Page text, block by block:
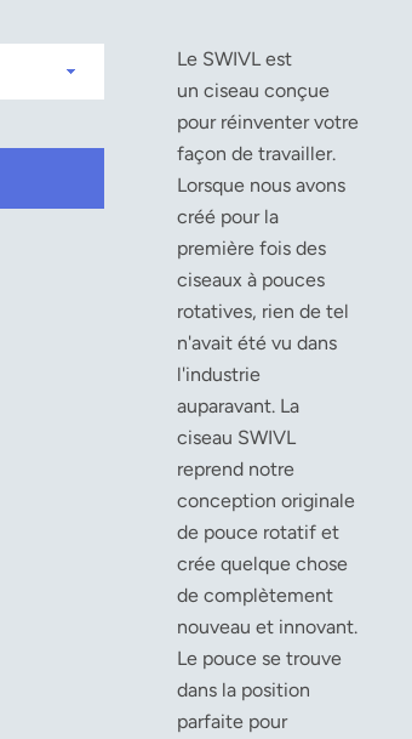
Le SWIVL est
un ciseau conçue
pour réinventer votre
façon de travailler.
Lorsque nous avons
créé pour la
première fois des
ciseaux à pouces
rotatives, rien de tel
n'avait été vu dans
l'industrie
auparavant. La
ciseau SWIVL
reprend notre
conception originale
de pouce rotatif et
crée quelque chose
de complètement
nouveau et innovant.
Le pouce se trouve
dans la position
parfaite pour